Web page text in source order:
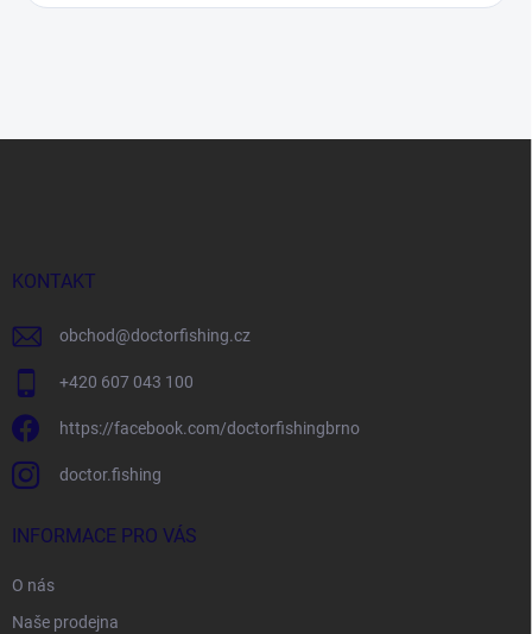
KONTAKT
obchod@doctorfishing.cz
+420 607 043 100
https://facebook.com/doctorfishingbrno
doctor.fishing
INFORMACE PRO VÁS
O nás
Naše prodejna